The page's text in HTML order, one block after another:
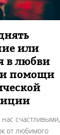
или
в любви
помощи
счастливыми,
от любимого